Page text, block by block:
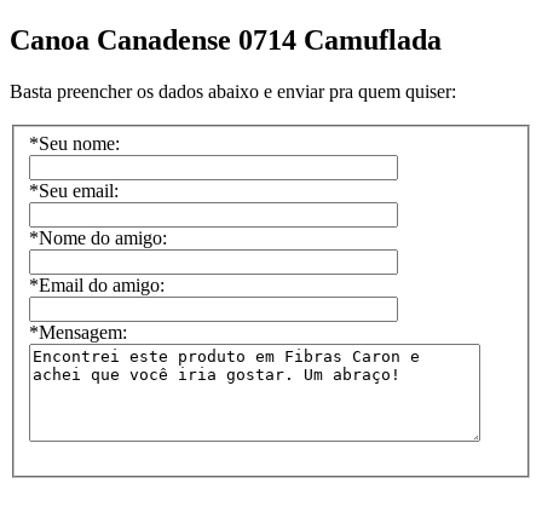
Canoa Canadense 0714 Camuflada
Basta preencher os dados abaixo e enviar pra quem quiser:
*Seu nome:
*Seu email:
*Nome do amigo:
*Email do amigo:
*Mensagem: